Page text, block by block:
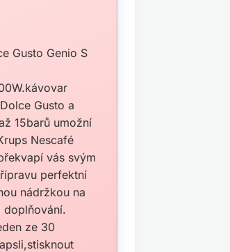
Gusto Genio S
Gusto a
15barů umožní
Nescafé
vás svým
perfektní
nádržkou na
doplňování.
ze 30